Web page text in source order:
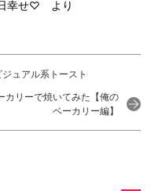
日幸せ♡ より
ュアル系トースト
カリーで焼いてみた【俺の
ベーカリー編】